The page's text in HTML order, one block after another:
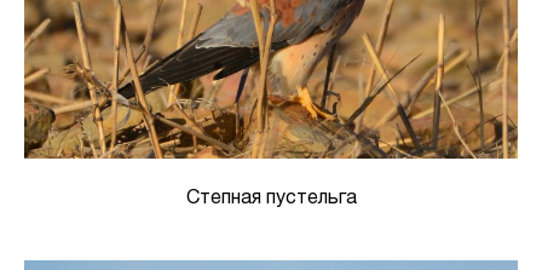
Степная пустельга